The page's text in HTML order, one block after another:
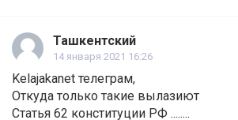
Ташкентский
14 января 2021 16:26
Kelajakanet телеграм,
Откуда только такие вылазиют
Статья 62 конституции РФ ........